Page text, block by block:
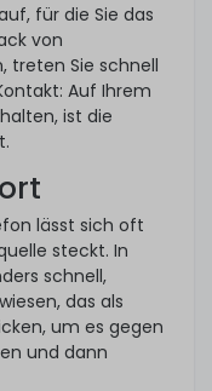
für die Sie das
von
treten Sie schnell
Auf Ihrem
ist die
lässt sich oft
steckt. In
schnell,
das als
um es gegen
und dann